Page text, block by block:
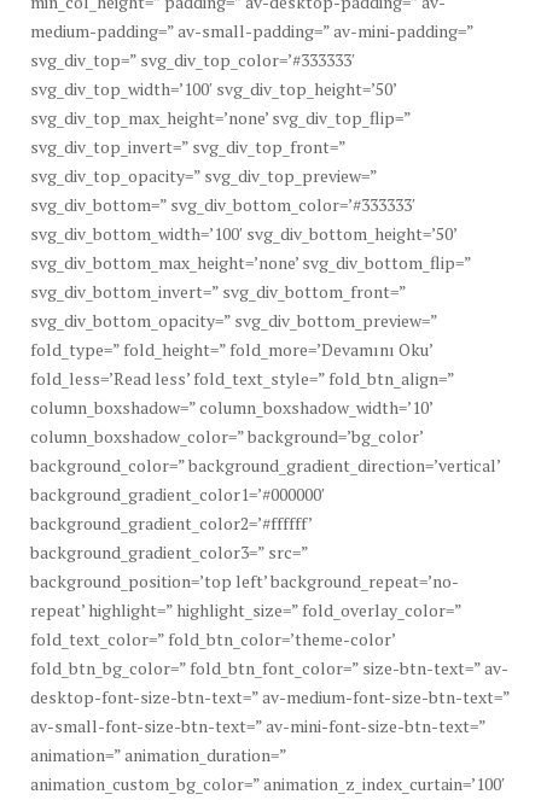
medium-padding=” av-small-padding=” av-mini-padding=”
svg_div_top=” svg_div_top_color=’#333333′
svg_div_top_width=’100′ svg_div_top_height=’50’
svg_div_top_max_height=’none’ svg_div_top_flip=”
svg_div_top_invert=” svg_div_top_front=”
svg_div_top_opacity=” svg_div_top_preview=”
svg_div_bottom=” svg_div_bottom_color=’#333333′
svg_div_bottom_width=’100′ svg_div_bottom_height=’50’
svg_div_bottom_max_height=’none’ svg_div_bottom_flip=”
svg_div_bottom_invert=” svg_div_bottom_front=”
svg_div_bottom_opacity=” svg_div_bottom_preview=”
fold_type=” fold_height=” fold_more=’Devamını Oku’
fold_less=’Read less’ fold_text_style=” fold_btn_align=”
column_boxshadow=” column_boxshadow_width=’10’
column_boxshadow_color=” background=’bg_color’
background_color=” background_gradient_direction=’vertical’
background_gradient_color1=’#000000′
background_gradient_color2=’#ffffff’
background_gradient_color3=” src=”
background_position=’top left’ background_repeat=’no-
repeat’ highlight=” highlight_size=” fold_overlay_color=”
fold_text_color=” fold_btn_color=’theme-color’
fold_btn_bg_color=” fold_btn_font_color=” size-btn-text=” av-
desktop-font-size-btn-text=” av-medium-font-size-btn-text=”
av-small-font-size-btn-text=” av-mini-font-size-btn-text=”
animation=” animation_duration=”
animation_custom_bg_color=” animation_z_index_curtain=’100′